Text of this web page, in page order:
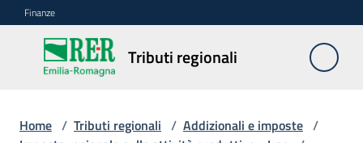
Vai al contenuto
Vai alla navigazione
Vai al footer
Finanze
Tributi regionali
Tributi
regionali
Home / Tributi regionali / Addizionali e imposte /